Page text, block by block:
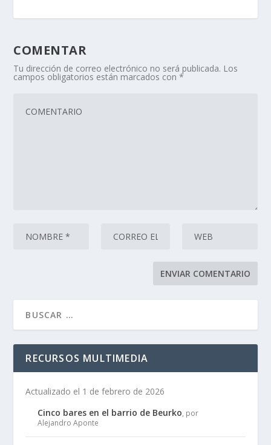
COMENTAR
Tu dirección de correo electrónico no será publicada. Los
campos obligatorios están marcados con*
RECURSOS MULTIMEDIA
Actualizado el 1 de febrero de 2026
Cinco bares en el barrio de Beurko, por
Alejandro Aponte